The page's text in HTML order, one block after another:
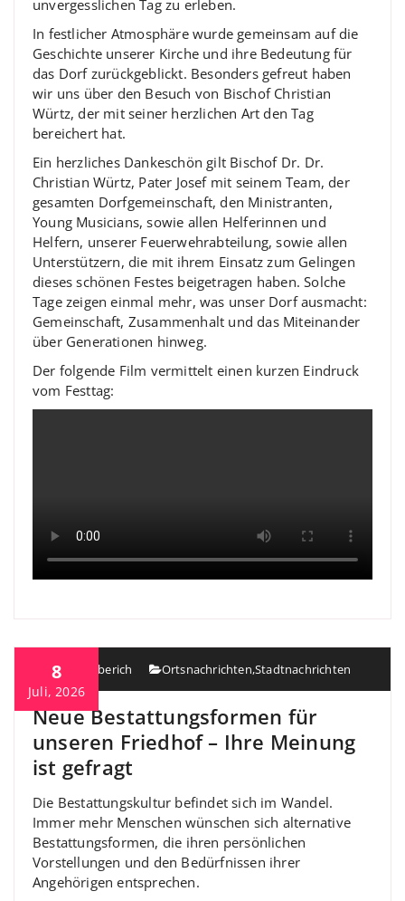
unvergesslichen Tag zu erleben.
In festlicher Atmosphäre wurde gemeinsam auf die
Geschichte unserer Kirche und ihre Bedeutung für
das Dorf zurückgeblickt. Besonders gefreut haben
wir uns über den Besuch von Bischof Christian
Würtz, der mit seiner herzlichen Art den Tag
bereichert hat.
Ein herzliches Dankeschön gilt Bischof Dr. Dr.
Christian Würtz, Pater Josef mit seinem Team, der
gesamten Dorfgemeinschaft, den Ministranten,
Young Musicians, sowie allen Helferinnen und
Helfern, unserer Feuerwehrabteilung, sowie allen
Unterstützern, die mit ihrem Einsatz zum Gelingen
dieses schönen Festes beigetragen haben. Solche
Tage zeigen einmal mehr, was unser Dorf ausmacht:
Gemeinschaft, Zusammenhalt und das Miteinander
über Generationen hinweg.
Der folgende Film vermittelt einen kurzen Eindruck
vom Festtag:
8
Juli, 2026
Heiko Berberich Ortsnachrichten,Stadtnachrichten
Neue Bestattungsformen für
unseren Friedhof – Ihre Meinung
ist gefragt
Die Bestattungskultur befindet sich im Wandel.
Immer mehr Menschen wünschen sich alternative
Bestattungsformen, die ihren persönlichen
Vorstellungen und den Bedürfnissen ihrer
Angehörigen entsprechen.